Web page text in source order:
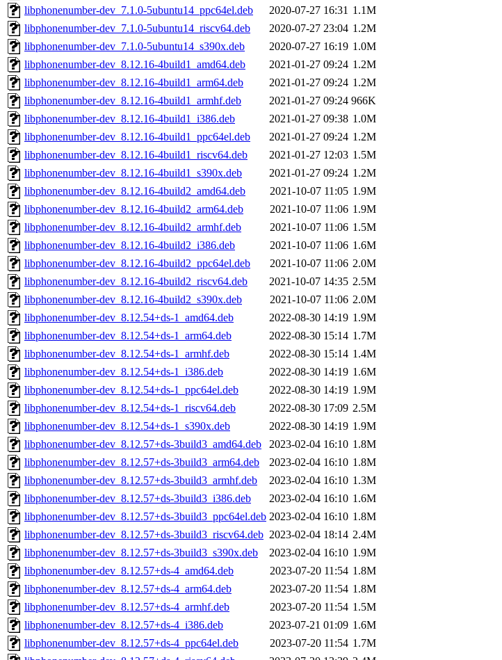
libphonenumber-dev_7.1.0-5ubuntu14_ppc64el.deb
2020-07-27 16:31 1.1M
libphonenumber-dev_7.1.0-5ubuntu14_riscv64.deb
2020-07-27 23:04 1.2M
libphonenumber-dev_7.1.0-5ubuntu14_s390x.deb
2020-07-27 16:19 1.0M
libphonenumber-dev_8.12.16-4build1_amd64.deb
2021-01-27 09:24 1.2M
libphonenumber-dev_8.12.16-4build1_arm64.deb
2021-01-27 09:24 1.2M
libphonenumber-dev_8.12.16-4build1_armhf.deb
2021-01-27 09:24 966K
libphonenumber-dev_8.12.16-4build1_i386.deb
2021-01-27 09:38 1.0M
libphonenumber-dev_8.12.16-4build1_ppc64el.deb
2021-01-27 09:24 1.2M
libphonenumber-dev_8.12.16-4build1_riscv64.deb
2021-01-27 12:03 1.5M
libphonenumber-dev_8.12.16-4build1_s390x.deb
2021-01-27 09:24 1.2M
libphonenumber-dev_8.12.16-4build2_amd64.deb
2021-10-07 11:05 1.9M
libphonenumber-dev_8.12.16-4build2_arm64.deb
2021-10-07 11:06 1.9M
libphonenumber-dev_8.12.16-4build2_armhf.deb
2021-10-07 11:06 1.5M
libphonenumber-dev_8.12.16-4build2_i386.deb
2021-10-07 11:06 1.6M
libphonenumber-dev_8.12.16-4build2_ppc64el.deb
2021-10-07 11:06 2.0M
libphonenumber-dev_8.12.16-4build2_riscv64.deb
2021-10-07 14:35 2.5M
libphonenumber-dev_8.12.16-4build2_s390x.deb
2021-10-07 11:06 2.0M
libphonenumber-dev_8.12.54+ds-1_amd64.deb
2022-08-30 14:19 1.9M
libphonenumber-dev_8.12.54+ds-1_arm64.deb
2022-08-30 15:14 1.7M
libphonenumber-dev_8.12.54+ds-1_armhf.deb
2022-08-30 15:14 1.4M
libphonenumber-dev_8.12.54+ds-1_i386.deb
2022-08-30 14:19 1.6M
libphonenumber-dev_8.12.54+ds-1_ppc64el.deb
2022-08-30 14:19 1.9M
libphonenumber-dev_8.12.54+ds-1_riscv64.deb
2022-08-30 17:09 2.5M
libphonenumber-dev_8.12.54+ds-1_s390x.deb
2022-08-30 14:19 1.9M
libphonenumber-dev_8.12.57+ds-3build3_amd64.deb
2023-02-04 16:10 1.8M
libphonenumber-dev_8.12.57+ds-3build3_arm64.deb
2023-02-04 16:10 1.8M
libphonenumber-dev_8.12.57+ds-3build3_armhf.deb
2023-02-04 16:10 1.3M
libphonenumber-dev_8.12.57+ds-3build3_i386.deb
2023-02-04 16:10 1.6M
libphonenumber-dev_8.12.57+ds-3build3_ppc64el.deb 2023-02-04 16:10 1.8M
libphonenumber-dev_8.12.57+ds-3build3_riscv64.deb 2023-02-04 18:14 2.4M
libphonenumber-dev_8.12.57+ds-3build3_s390x.deb
2023-02-04 16:10 1.9M
libphonenumber-dev_8.12.57+ds-4_amd64.deb
2023-07-20 11:54 1.8M
libphonenumber-dev_8.12.57+ds-4_arm64.deb
2023-07-20 11:54 1.8M
libphonenumber-dev_8.12.57+ds-4_armhf.deb
2023-07-20 11:54 1.5M
libphonenumber-dev_8.12.57+ds-4_i386.deb
2023-07-21 01:09 1.6M
libphonenumber-dev_8.12.57+ds-4_ppc64el.deb
2023-07-20 11:54 1.7M